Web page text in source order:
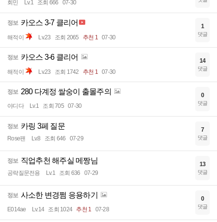
회민 Lv.1 조회 666 07-30
정보 카오스 3-7 클리어
해적이 Lv.23 조회 2065 추천 1 07-30
1
댓글
정보 카오스 3-6 클리어
해적이 Lv.23 조회 1742 추천 1 07-30
14
댓글
정보 280 다계정 쌀숭이 출몰주의
야디다 Lv.1 조회 705 07-30
0
댓글
정보 카링 3페 질문
Rose팬 Lv.8 조회 646 07-29
7
댓글
정보 직업추천 해주실 메짱님
공략질문전용 Lv.1 조회 636 07-29
13
댓글
정보 사소한 변경쩜 응용하기
E014ae Lv.14 조회 1024 추천 1 07-28
0
댓글